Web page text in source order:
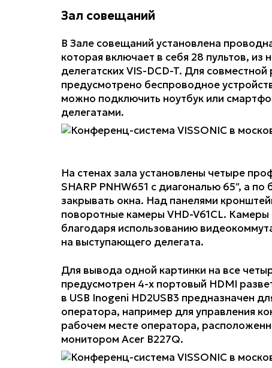
Зал совещаний
В Зале совещаний установлена
которая включает в себя 28 пультов, из
делегатских VIS-DCD-T. Для
предусмотрено беспроводное
можно подключить ноутбук или
делегатами.
На стенах зала установлены четыре
SHARP PNHW651 с диагональю 65″, а
закрывать окна. Над панелями
поворотные камеры VHD-V61CL.
благодаря использованию
на выступающего делегата.
Для вывода одной картинки на все
предусмотрен 4-х портовый HDMI
в USB Inogeni HD2USB3 предназначен
оператора, например для управления
рабочем месте оператора,
монитором Acer B227Q.